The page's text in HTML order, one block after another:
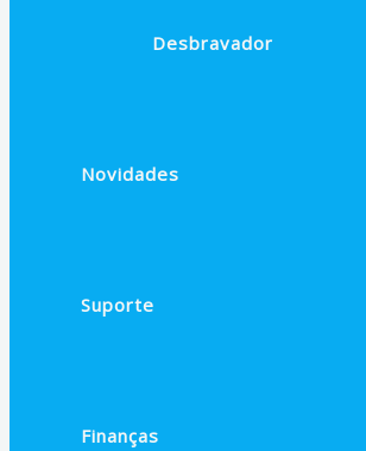
Desbravador
Novidades
Suporte
Finanças